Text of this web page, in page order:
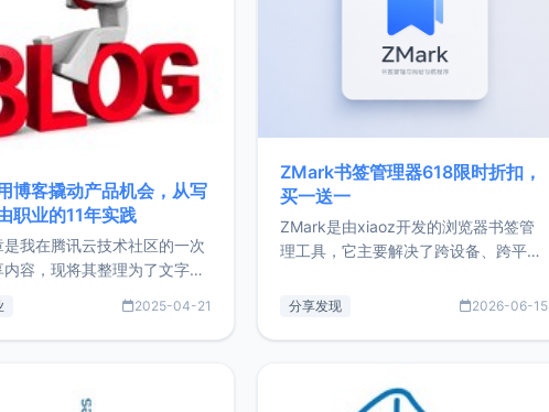
博客撬动产品机会，从写
职业的11年实践
是我在腾讯云技术社区的一次
内容，现将其整理为了文字
了写博客11年来的经历，以及
过渡到做产品和走向自由职业
故事。文中还首次公开了我的
2025-04-21
ZMark书签管理器618限时折扣，
买一送一
ZMark是由xiaoz开发的浏览器书签管
理工具，它主要解决了跨设备、跨平
做到一处部署、随处访问。同时，它还
量级： 使用Bun + Hono.js
分享发现 2026-06-15